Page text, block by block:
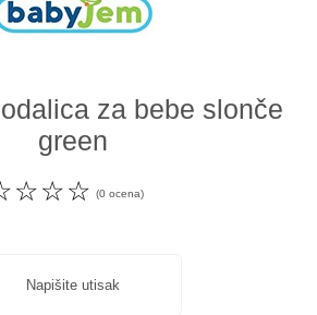
za bebe slonče
green
☆
☆
☆ (0 ocena)
Napišite utisak